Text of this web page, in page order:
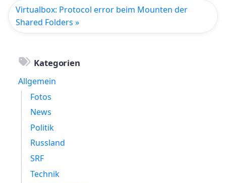
Virtualbox: Protocol error beim Mounten der
Shared Folders »
Kategorien
Allgemein
Fotos
News
Politik
Russland
SRF
Technik